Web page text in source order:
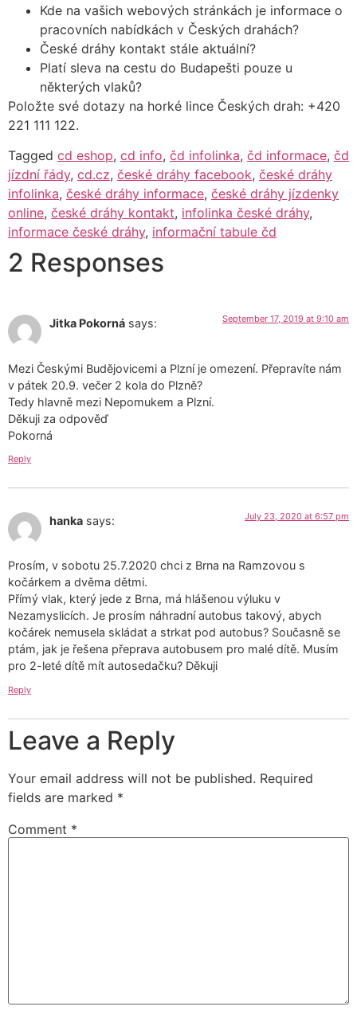
Kde na vašich webových stránkách je informace o
pracovních nabídkách v Českých drahách?
České dráhy kontakt stále aktuální?
Platí sleva na cestu do Budapešti pouze u
některých vlaků?
Položte své dotazy na horké lince Českých drah: +420
221 111 122.
Tagged cd eshop, cd info, čd infolinka, čd informace, čd
jízdní řády, cd.cz, české dráhy facebook, české dráhy
infolinka, české dráhy informace, české dráhy jízdenky
online, české dráhy kontakt, infolinka české dráhy,
informace české dráhy, informační tabule čd
2 Responses
Jitka Pokorná says: September 17, 2019 at 9:10 am
Mezi Českými Budějovicemi a Plzní je omezení. Přepravíte nám
v pátek 20.9. večer 2 kola do Plzně?
Tedy hlavně mezi Nepomukem a Plzní.
Děkuji za odpověď
Pokorná
Reply
hanka says: July 23, 2020 at 6:57 pm
Prosím, v sobotu 25.7.2020 chci z Brna na Ramzovou s
kočárkem a dvěma dětmi.
Přímý vlak, který jede z Brna, má hlášenou výluku v
Nezamyslicích. Je prosím náhradní autobus takový, abych
kočárek nemusela skládat a strkat pod autobus? Současně se
ptám, jak je řešena přeprava autobusem pro malé dítě. Musím
pro 2-leté dítě mít autosedačku? Děkuji
Reply
Leave a Reply
Your email address will not be published. Required
fields are marked *
Comment *